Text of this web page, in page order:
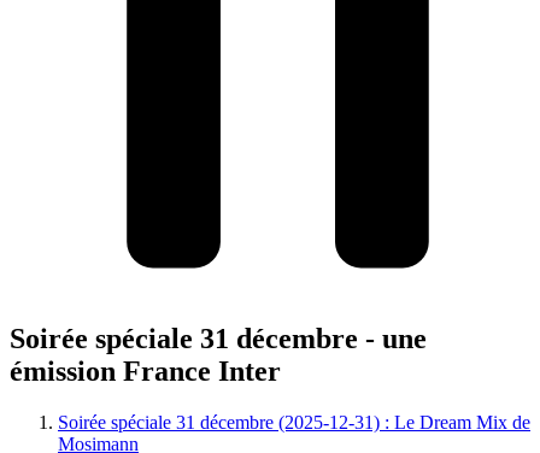
Soirée spéciale 31 décembre - une
émission France Inter
Soirée spéciale 31 décembre (2025-12-31) : Le Dream Mix de
Mosimann